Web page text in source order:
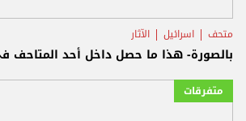
متحف اسرائيل الآثار
بالصورة- هذا ما حصل داخل أحد المتاحف
متفرقات